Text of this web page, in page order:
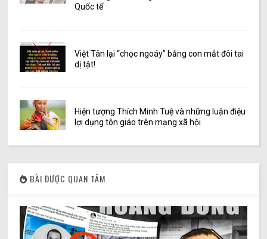
Quốc tế
Việt Tân lại “chọc ngoáy” bằng con mắt đôi tai
dị tật!
Hiện tượng Thích Minh Tuệ và những luận điệu
lợi dụng tôn giáo trên mạng xã hội
BÀI ĐƯỢC QUAN TÂM